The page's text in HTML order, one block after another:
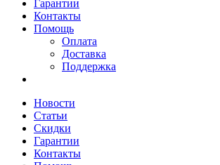
Гарантии
Контакты
Помощь
Оплата
Доставка
Поддержка
Новости
Статьи
Скидки
Гарантии
Контакты